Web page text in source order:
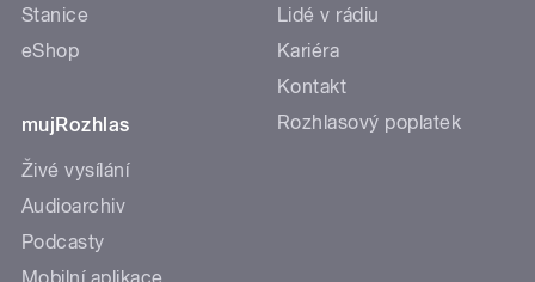
Stanice
eShop
mujRozhlas
Živé vysílání
Audioarchiv
Podcasty
Lidé v rádiu
Kariéra
Kontakt
Rozhlasový poplatek